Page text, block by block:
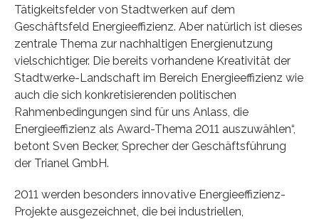
Tätigkeitsfelder von Stadtwerken auf dem
Geschäftsfeld Energieeffizienz. Aber natürlich ist dieses
zentrale Thema zur nachhaltigen Energienutzung
vielschichtiger. Die bereits vorhandene Kreativität der
Stadtwerke-Landschaft im Bereich Energieeffizienz wie
auch die sich konkretisierenden politischen
Rahmenbedingungen sind für uns Anlass, die
Energieeffizienz als Award-Thema 2011 auszuwählen“,
betont Sven Becker, Sprecher der Geschäftsführung
der Trianel GmbH.
2011 werden besonders innovative Energieeffizienz-
Projekte ausgezeichnet, die bei industriellen,